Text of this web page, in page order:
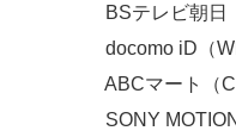
BSテレビ朝日
docomo iD（
ABCマート（
SONY